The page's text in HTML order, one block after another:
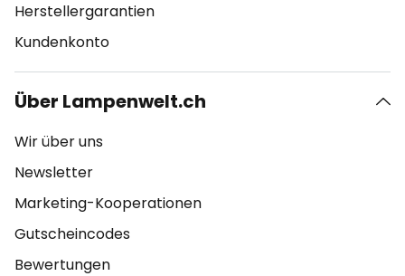
Herstellergarantien
Kundenkonto
Über Lampenwelt.ch
Wir über uns
Newsletter
Marketing-Kooperationen
Gutscheincodes
Bewertungen